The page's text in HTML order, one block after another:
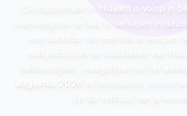
De huizenmarkt in Hidaard is volop in
overweegt om je huis te verkopen in deze